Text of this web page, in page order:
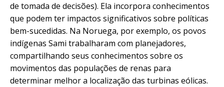
de tomada de decisões). Ela incorpora conhecimentos
que podem ter impactos significativos sobre políticas
bem-sucedidas. Na Noruega, por exemplo, os povos
indígenas Sami trabalharam com planejadores,
compartilhando seus conhecimentos sobre os
movimentos das populações de renas para
determinar melhor a localização das turbinas eólicas.